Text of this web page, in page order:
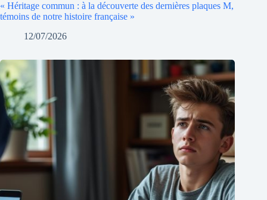
« Héritage commun : à la découverte des dernières plaques M,
témoins de notre histoire française »
12/07/2026